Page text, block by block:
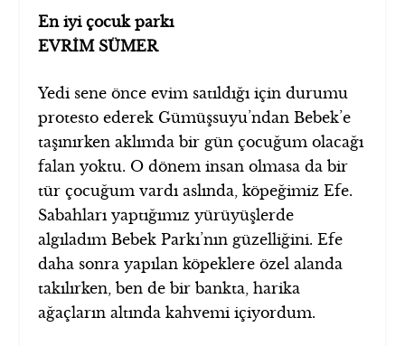
En iyi çocuk parkı
EVRİM SÜMER
Yedi sene önce evim satıldığı için durumu
protesto ederek Gümüşsuyu’ndan Bebek’e
taşınırken aklımda bir gün çocuğum olacağı
falan yoktu. O dönem insan olmasa da bir
tür çocuğum vardı aslında, köpeğimiz Efe.
Sabahları yaptığımız yürüyüşlerde
algıladım Bebek Parkı’nın güzelliğini. Efe
daha sonra yapılan köpeklere özel alanda
takılırken, ben de bir bankta, harika
ağaçların altında kahvemi içiyordum.